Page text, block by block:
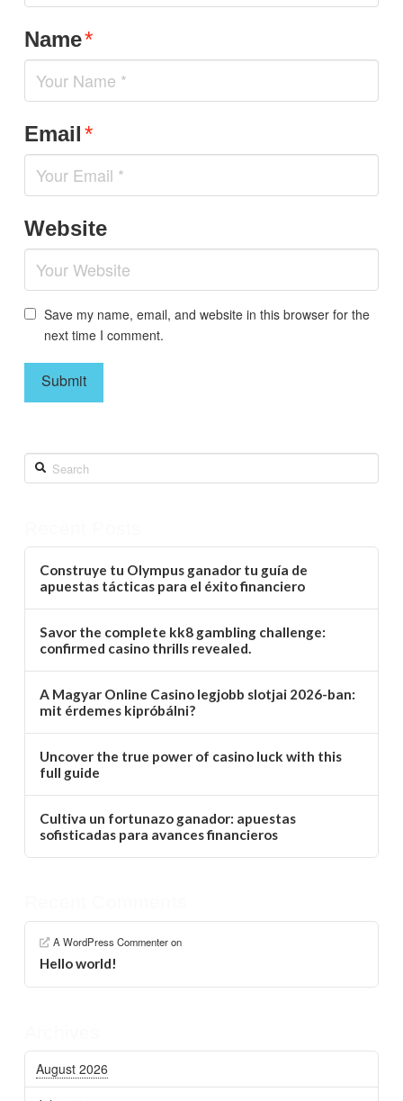
Name*
Email*
Website
Save my name, email, and website in this browser for the
next time I comment.
Search
Construye tu Olympus ganador tu guía de
apuestas tácticas para el éxito financiero
Savor the complete kk8 gambling challenge:
confirmed casino thrills revealed.
A Magyar Online Casino legjobb slotjai 2026-ban:
mit érdemes kipróbálni?
Uncover the true power of casino luck with this
full guide
Cultiva un fortunazo ganador: apuestas
sofisticadas para avances financieros
A WordPress Commenteron
Hello world!
August 2026